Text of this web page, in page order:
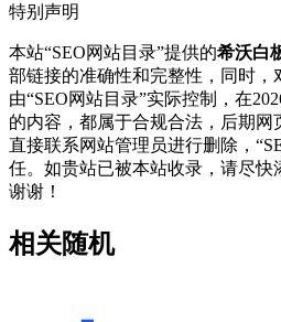
特别声明
本站“SEO网站目录”提供的希沃白
部链接的准确性和完整性，同时，
由“SEO网站目录”实际控制，在
的内容，都属于合规合法，后期网
直接联系网站管理员进行删除，
任。如贵站已被本站收录，请尽快
谢谢！
相关随机